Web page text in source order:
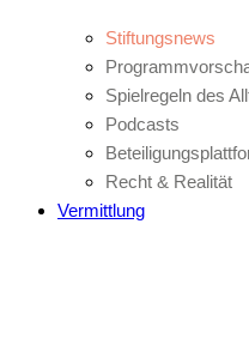
Stiftungsnews
Spielregeln des
Podcasts
Recht & Realität
Vermittlung